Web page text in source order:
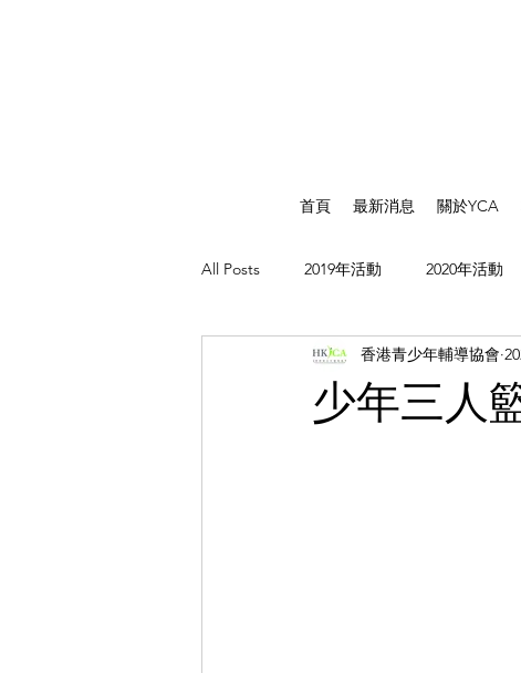
首頁 最新消息 關於YCA
All Posts 2019年活動 2020年活動
少年三人
香港青少年輔導協會